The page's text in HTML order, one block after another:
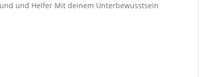
und Helfer Mit deinem Unterbewusstsein